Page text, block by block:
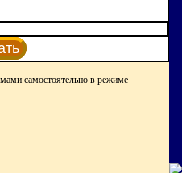
самостоятельно в режиме